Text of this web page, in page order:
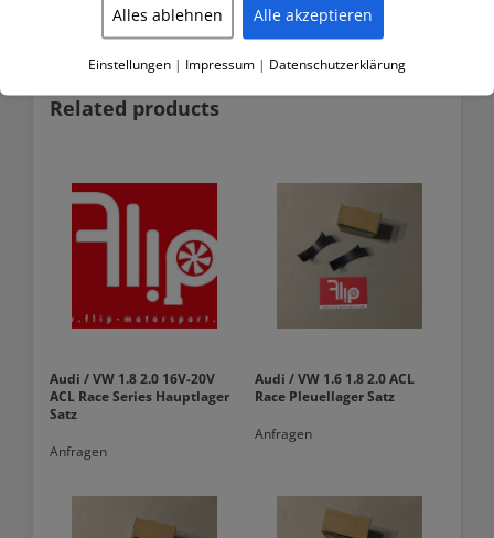
Related products
Audi / VW 1.8 2.0 16V-20V
ACL Race Series Hauptlager
Satz
Anfragen
Audi / VW 1.6 1.8 2.0 ACL
Race Pleuellager Satz
Anfragen
Alles ablehnen Alle akzeptieren
Einstellungen | Impressum | Datenschutzerklärung